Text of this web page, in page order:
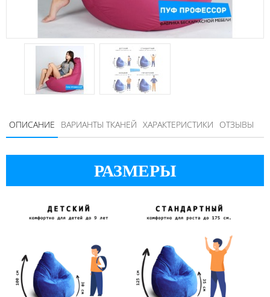
ОПИСАНИЕ ВАРИАНТЫ ТКАНЕЙ ХАРАКТЕРИСТИКИ ОТЗЫВЫ
РАЗМЕРЫ